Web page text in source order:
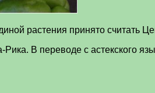
растения принято считать
В переводе с астекского